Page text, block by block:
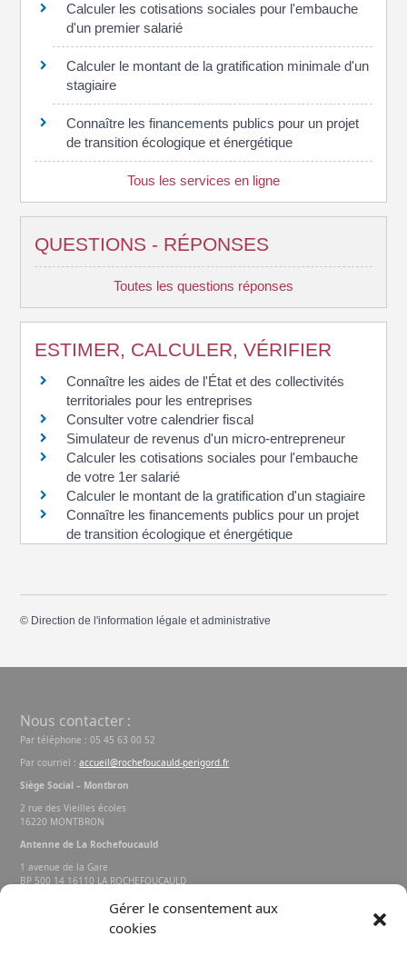
Gérer le consentement aux
cookies
Calculer les cotisations sociales pour l'embauche
d'un premier salarié
Calculer le montant de la gratification minimale d'un
stagiaire
Connaître les financements publics pour un projet
de transition écologique et énergétique
Tous les services en ligne
QUESTIONS - RÉPONSES
Toutes les questions réponses
ESTIMER, CALCULER, VÉRIFIER
Connaître les aides de l'État et des collectivités
territoriales pour les entreprises
Consulter votre calendrier fiscal
Simulateur de revenus d'un micro-entrepreneur
Calculer les cotisations sociales pour l'embauche
de votre 1er salarié
Calculer le montant de la gratification d'un stagiaire
Connaître les financements publics pour un projet
de transition écologique et énergétique
© Direction de l'information légale et administrative
Nous contacter :
Par téléphone : 05 45 63 00 52
Par courriel :accueil@rochefoucauld-perigord.fr
Siège Social – Montbron
2 rue des Vieilles écoles
16220 MONTBRON
Antenne de La Rochefoucauld
1 avenue de la Gare
BP 500 14 16110 LA ROCHEFOUCAULD